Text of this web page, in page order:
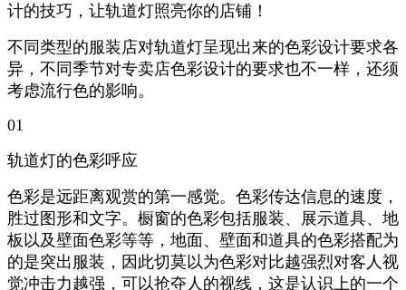
计的技巧，让轨道灯照亮你的店铺！
不同类型的服装店对轨道灯呈现出来的色彩设计要求各
异，不同季节对专卖店色彩设计的要求也不一样，还须
考虑流行色的影响。
01
轨道灯的色彩呼应
色彩是远距离观赏的第一感觉。色彩传达信息的速度，
胜过图形和文字。橱窗的色彩包括服装、展示道具、地
板以及壁面色彩等等，地面、壁面和道具的色彩搭配为
的是突出服装，因此切莫以为色彩对比越强烈对客人视
觉冲击力越强，可以抢夺人的视线，这是认识上的一个